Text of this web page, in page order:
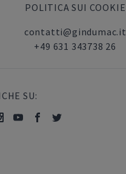
POLITICA SUI COOKIE
contatti@gindumac.it
+49 631 343738 26
SU: